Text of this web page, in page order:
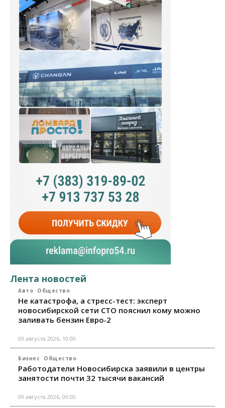
Лента новостей
Авто Общество
Не катастрофа, а стресс-тест: эксперт
новосибирской сети СТО пояснил кому можно
заливать бензин Евро‑2
09 августа 2026, 10:00
Бизнес Общество
Работодатели Новосибирска заявили в центры
занятости почти 32 тысячи вакансий
09 августа 2026, 09:00